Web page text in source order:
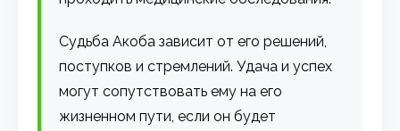
Судьба Акоба зависит от его решений,
поступков и стремлений. Удача и успех
могут сопутствовать ему на его
жизненном пути, если он будет